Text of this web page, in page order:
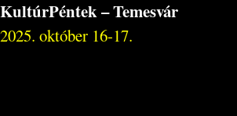
KultúrPéntek – Temesvár
2025. október 16-17.